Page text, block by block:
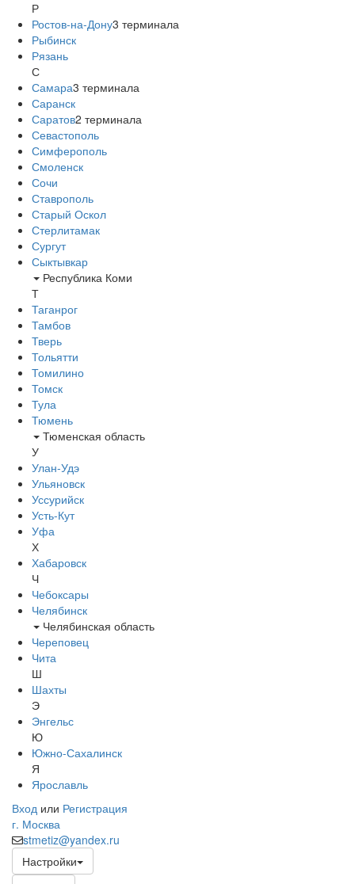
Р
Ростов-на-Дону3 терминала
Рыбинск
Рязань
С
Самара3 терминала
Саранск
Саратов2 терминала
Севастополь
Симферополь
Смоленск
Сочи
Ставрополь
Старый Оскол
Стерлитамак
Сургут
Сыктывкар
Республика Коми
Т
Таганрог
Тамбов
Тверь
Тольятти
Томилино
Томск
Тула
Тюмень
Тюменская область
У
Улан-Удэ
Ульяновск
Уссурийск
Усть-Кут
Уфа
Х
Хабаровск
Ч
Чебоксары
Челябинск
Челябинская область
Череповец
Чита
Ш
Шахты
Э
Энгельс
Ю
Южно-Сахалинск
Я
Ярославль
Вход или Регистрация
г. Москва
stmetiz@yandex.ru
Настройки